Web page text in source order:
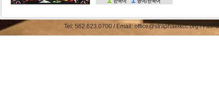
Tel: 562.623.0700 / Email: office@straphaelkcc.org /